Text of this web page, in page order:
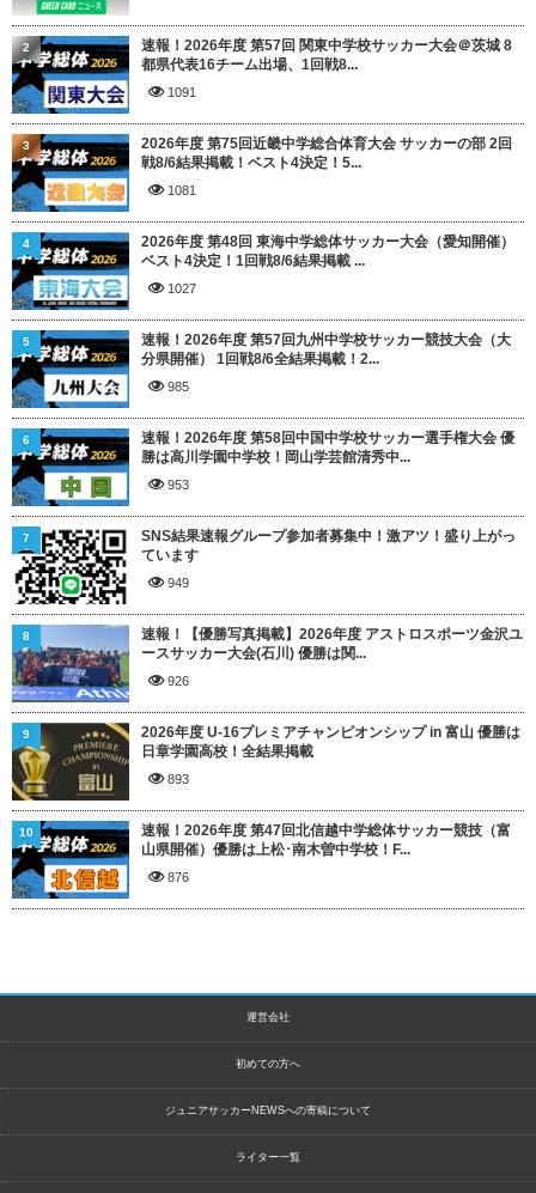
速報！2026年度 第57回 関東中学校サッカー大会＠茨城 8
都県代表16チーム出場、1回戦8...
1091
2
2026年度 第75回近畿中学総合体育大会 サッカーの部 2回
戦8/6結果掲載！ベスト4決定！5...
1081
3
2026年度 第48回 東海中学総体サッカー大会（愛知開催）
ベスト4決定！1回戦8/6結果掲載 ...
1027
4
速報！2026年度 第57回九州中学校サッカー競技大会（大
分県開催） 1回戦8/6全結果掲載！2...
985
5
速報！2026年度 第58回中国中学校サッカー選手権大会 優
勝は高川学園中学校！岡山学芸館清秀中...
953
6
SNS結果速報グループ参加者募集中！激アツ！盛り上がっ
ています
949
7
速報！【優勝写真掲載】2026年度 アストロスポーツ金沢ユ
ースサッカー大会(石川) 優勝は関...
926
8
2026年度 U-16プレミアチャンピオンシップ in 富山 優勝は
日章学園高校！全結果掲載
893
9
速報！2026年度 第47回北信越中学総体サッカー競技（富
山県開催）優勝は上松･南木曽中学校！F...
876
10
運営会社
初めての方へ
ジュニアサッカーNEWSへの寄稿について
ライター一覧